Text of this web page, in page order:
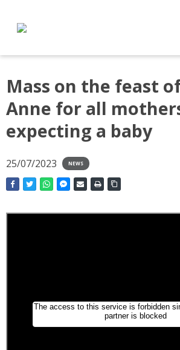
Mass on the feast
Anne for all
expecting a baby
25/07/2023 NEWS